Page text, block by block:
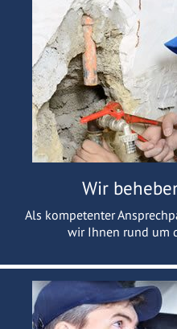
Wir
Als kompetenter
wir Ihnen rund um